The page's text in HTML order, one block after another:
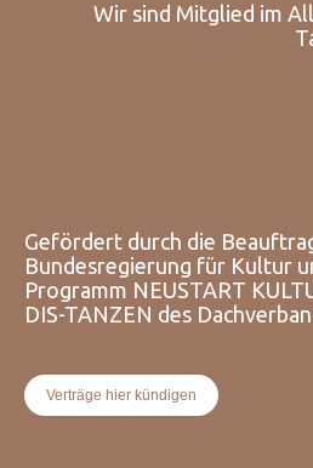
Wir sind Mitglied im
Gefördert durch die
Bundesregierung für Kultur
Programm NEUSTART
DIS-TANZEN des
Verträge hier kündigen